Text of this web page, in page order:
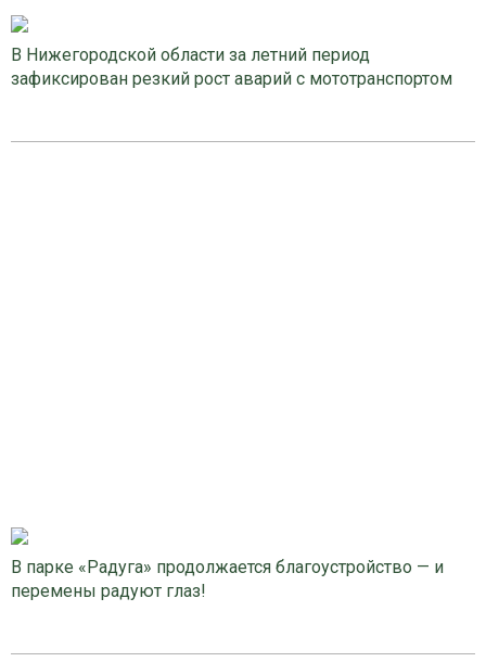
В Нижегородской области за летний период
зафиксирован резкий рост аварий с мототранспортом
В парке «Радуга» продолжается благоустройство — и
перемены радуют глаз!